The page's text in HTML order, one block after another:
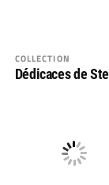
COLLECTION
Dédicaces de